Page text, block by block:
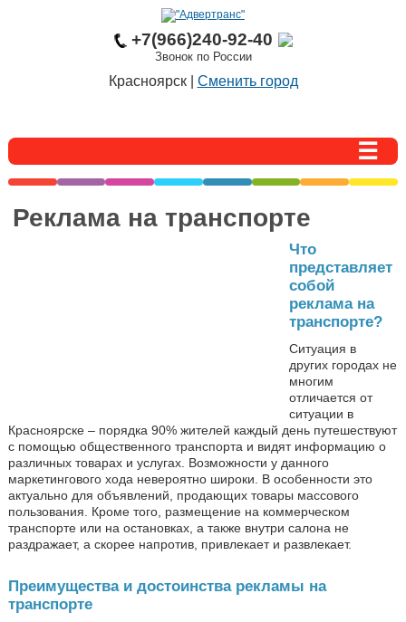
+7(966)240-92-40
Звонок по России
Красноярск | Сменить город
Реклама на транспорте
Что
представляет
собой
реклама на
транспорте?
Ситуация в
других городах не
многим
отличается от
ситуации в
Красноярске – порядка 90% жителей каждый день путешествуют
с помощью общественного транспорта и видят информацию о
различных товарах и услугах. Возможности у данного
маркетингового хода невероятно широки. В особенности это
актуально для объявлений, продающих товары массового
пользования. Кроме того, размещение на коммерческом
транспорте или на остановках, а также внутри салона не
раздражает, а скорее напротив, привлекает и развлекает.
Преимущества и достоинства рекламы на
транспорте